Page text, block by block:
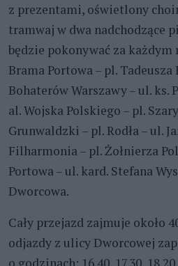
z prezentami, oświetlony
tramwaj w dwa nadchodzące
będzie pokonywać za
Brama Portowa – pl. Tadeusza
Bohaterów Warszawy – ul. ks.
al. Wojska Polskiego – pl.
Grunwaldzki – pl. Rodła – ul.
Filharmonia – pl. Żołnierza
Portowa – ul. kard. Stefana
Dworcowa.
Cały przejazd zajmuje około
odjazdy z ulicy Dworcowej
o godzinach: 16.40, 17.30,